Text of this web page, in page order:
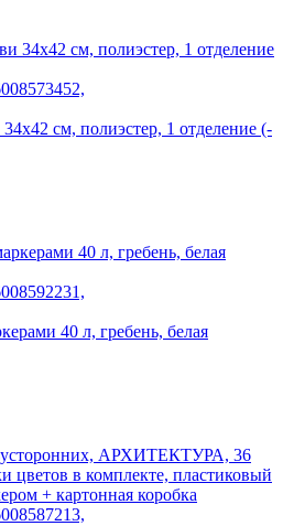
см, полиэстер, 1 отделение (-
40 л, гребень, белая